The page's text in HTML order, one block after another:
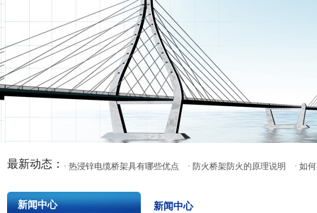
最新动态： · 热浸锌电缆桥架具有哪些优点 · 防火桥架防火的原理说明 · 如
新闻中心 新闻中心